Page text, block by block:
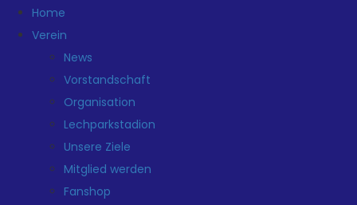
Home
Verein
News
Vorstandschaft
Organisation
Lechparkstadion
Unsere Ziele
Mitglied werden
Fanshop